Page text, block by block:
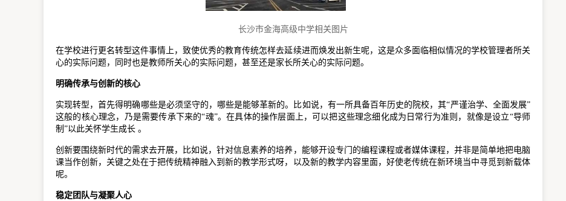
长沙市金海高级中学相关图片
在学校进行更名转型这件事情上，致使优秀的教育传统怎样去延续进而焕发出新生呢，这是众多面临相似情况的学校管理者所关
心的实际问题，同时也是教师所关心的实际问题，甚至还是家长所关心的实际问题。
明确传承与创新的核心
实现转型，首先得明确哪些是必须坚守的，哪些是能够革新的。比如说，有一所具备百年历史的院校，其“严谨治学、全面发展”
这般的核心理念，乃是需要传承下来的“魂”。在具体的操作层面上，可以把这些理念细化成为日常行为准则，就像是设立“导师
制”以此关怀学生成长 。
创新要围绕新时代的需求去开展，比如说，针对信息素养的培养，能够开设专门的编程课程或者媒体课程，并非是简单地把电脑
课当作创新，关键之处在于把传统精神融入到新的教学形式呀，以及新的教学内容里面，好使老传统在新环境当中寻觅到新载体
呢。
稳定团队与凝聚人心